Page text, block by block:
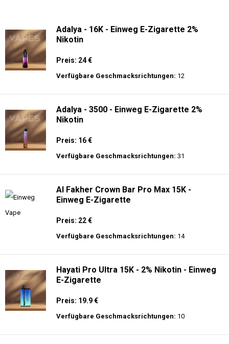
Adalya - 16K - Einweg E-Zigarette 2%
Nikotin
Preis: 24 €
Verfügbare Geschmacksrichtungen: 12
Adalya - 3500 - Einweg E-Zigarette 2%
Nikotin
Preis: 16 €
Verfügbare Geschmacksrichtungen: 31
Al Fakher Crown Bar Pro Max 15K -
Einweg E-Zigarette
Preis: 22 €
Verfügbare Geschmacksrichtungen: 14
Hayati Pro Ultra 15K - 2% Nikotin - Einweg
E-Zigarette
Preis: 19.9 €
Verfügbare Geschmacksrichtungen: 10